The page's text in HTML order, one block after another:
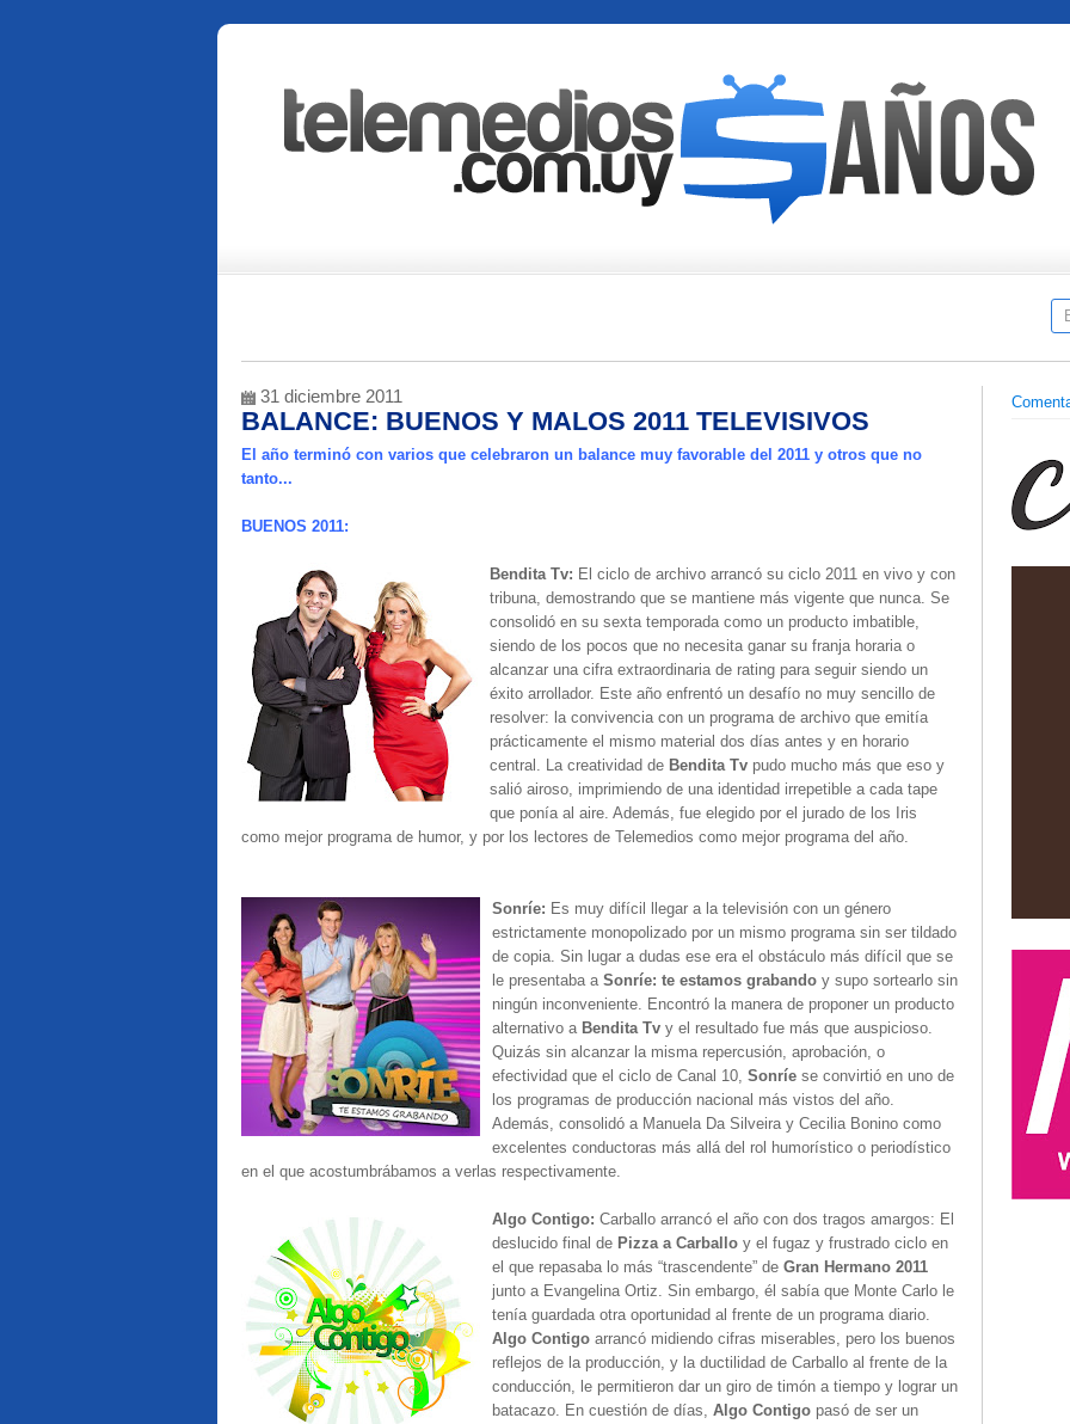
31 diciembre 2011
BALANCE: BUENOS Y MALOS 2011 TELEVISIVOS
El año terminó con varios que celebraron un balance muy favorable del 2011 y otros que no
tanto...
BUENOS 2011:
Bendita Tv: El ciclo de archivo arrancó su ciclo 2011 en vivo y con
tribuna, demostrando que se mantiene más vigente que nunca. Se
consolidó en su sexta temporada como un producto imbatible,
siendo de los pocos que no necesita ganar su franja horaria o
alcanzar una cifra extraordinaria de rating para seguir siendo un
éxito arrollador. Este año enfrentó un desafío no muy sencillo de
resolver: la convivencia con un programa de archivo que emitía
prácticamente el mismo material dos días antes y en horario
central. La creatividad de Bendita Tv pudo mucho más que eso y
salió airoso, imprimiendo de una identidad irrepetible a cada tape
que ponía al aire. Además, fue elegido por el jurado de los Iris
como mejor programa de humor, y por los lectores de Telemedios como mejor programa del año.
Sonríe: Es muy difícil llegar a la televisión con un género
estrictamente monopolizado por un mismo programa sin ser tildado
de copia. Sin lugar a dudas ese era el obstáculo más difícil que se
le presentaba a Sonríe: te estamos grabando y supo sortearlo sin
ningún inconveniente. Encontró la manera de proponer un producto
alternativo a Bendita Tv y el resultado fue más que auspicioso.
Quizás sin alcanzar la misma repercusión, aprobación, o
efectividad que el ciclo de Canal 10, Sonríe se convirtió en uno de
los programas de producción nacional más vistos del año.
Además, consolidó a Manuela Da Silveira y Cecilia Bonino como
excelentes conductoras más allá del rol humorístico o periodístico
en el que acostumbrábamos a verlas respectivamente.
Algo Contigo: Carballo arrancó el año con dos tragos amargos: El
deslucido final de Pizza a Carballo y el fugaz y frustrado ciclo en
el que repasaba lo más “trascendente” de Gran Hermano 2011
junto a Evangelina Ortiz. Sin embargo, él sabía que Monte Carlo le
tenía guardada otra oportunidad al frente de un programa diario.
Algo Contigo arrancó midiendo cifras miserables, pero los buenos
reflejos de la producción, y la ductilidad de Carballo al frente de la
conducción, le permitieron dar un giro de timón a tiempo y lograr un
batacazo. En cuestión de días, Algo Contigo pasó de ser un